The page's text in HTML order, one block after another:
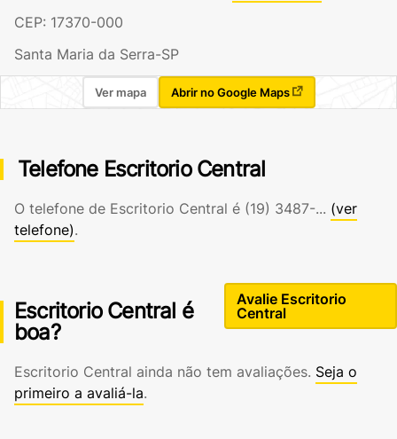
CEP: 17370-000
Santa Maria da Serra-SP
Ver mapa Abrir no Google Maps
Telefone Escritorio Central
O telefone de Escritorio Central é (19) 3487-... (ver
telefone).
Escritorio Central é
boa?
Avalie Escritorio
Central
Escritorio Central ainda não tem avaliações. Seja o
primeiro a avaliá-la.